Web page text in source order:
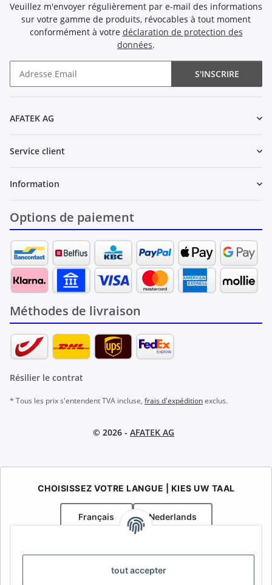
tout accepter
Veuillez m'envoyer régulièrement par e-mail des informations
sur votre gamme de produits, révocables à tout moment
conformément à votre déclaration de protection des
données.
S'INSCRIRE
AFATEK AG
Service client
Information
Options de paiement
Méthodes de livraison
Résilier le contrat
* Tous les prix s'entendent TVA incluse, frais d'expéditionexclus.
© 2026 - AFATEK AG
CHOISISSEZ VOTRE LANGUE | KIES UW TAAL
Français Nederlands
specialist in onderdelen voor aanhangwagens